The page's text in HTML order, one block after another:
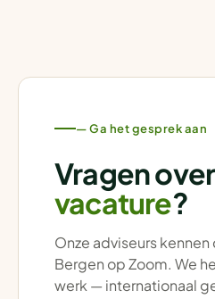
— Ga het gesprek aan
Vragen
vacature?
Onze adviseurs
Bergen op Zoom. We
werk — internationaal